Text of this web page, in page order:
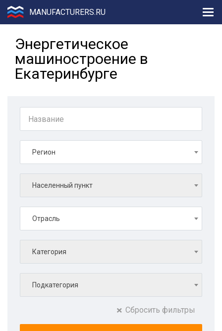
MANUFACTURERS.RU
Энергетическое
машиностроение в
Екатеринбурге
Регион
Населенный пункт
Отрасль
Категория
Подкатегория
Сбросить фильтры